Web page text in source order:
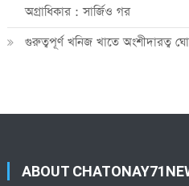
অগ্রাধিকার : সার্জিও গর
গুরুত্বপূর্ণ খনিজ খাতে অংশীদারত্ব
ABOUT